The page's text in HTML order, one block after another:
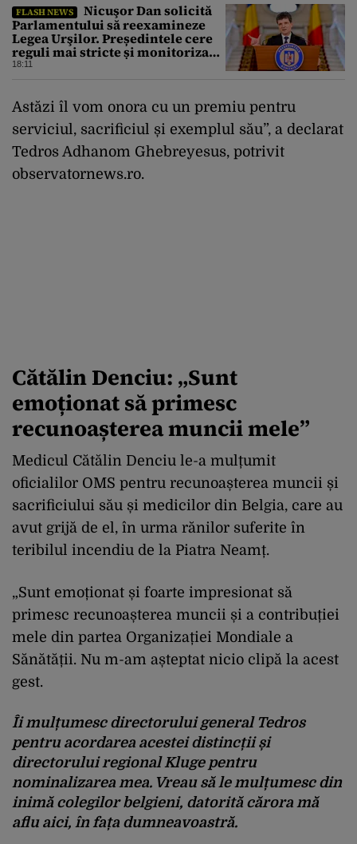
FLASH NEWS
Nicuşor Dan solicită
Parlamentului să reexamineze
Legea Urşilor. Președintele cere
reguli mai stricte și monitorizare
în timp real
18:11
Astăzi îl vom onora cu un premiu pentru
serviciul, sacrificiul și exemplul său”, a declarat
Tedros Adhanom Ghebreyesus, potrivit
observatornews.ro.
Cătălin Denciu: „Sunt
emoționat să primesc
recunoașterea muncii mele”
Medicul Cătălin Denciu le-a mulțumit
oficialilor OMS pentru recunoașterea muncii și
sacrificiului său și medicilor din Belgia, care au
avut grijă de el, în urma rănilor suferite în
teribilul incendiu de la Piatra Neamț.
„Sunt emoționat și foarte impresionat să
primesc recunoașterea muncii și a contribuției
mele din partea Organizației Mondiale a
Sănătății. Nu m-am așteptat nicio clipă la acest
gest.
Îi mulțumesc directorului general Tedros
pentru acordarea acestei distincții și
directorului regional Kluge pentru
nominalizarea mea. Vreau să le mulțumesc din
inimă colegilor belgieni, datorită cărora mă
aflu aici, în fața dumneavoastră.